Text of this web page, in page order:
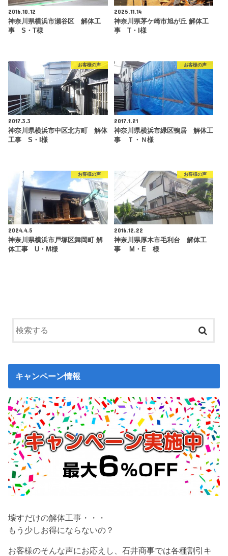
2016.10.12
神奈川県横浜市瀬谷区 解体工
事 S・T様
2025.11.14
神奈川県茅ケ崎市旭が丘 解体工
事 T・I様
お客様の声
2017.3.3
神奈川県横浜市中区北方町 解体
工事 S・I様
お客様の声
2017.1.21
神奈川県横浜市緑区鴨居 解体工
事 Ｔ・Ｎ様
お客様の声
2024.4.5
神奈川県横浜市戸塚区舞岡町 解
体工事 U・M様
お客様の声
2016.12.22
神奈川県厚木市毛利台 解体工
事 M・E 様
キャンペーン情報
壊すだけの解体工事・・・
もう少しお得にならないの？
お客様のそんな声にお応えし、石井商事では各種割引キ